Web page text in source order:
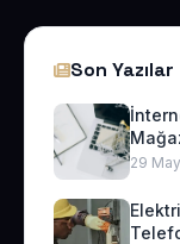
Son Yazılar
29